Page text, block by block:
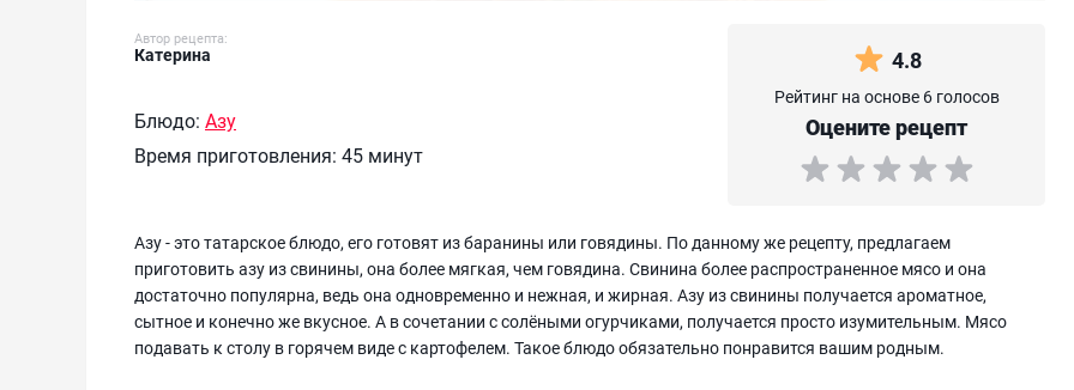
Автор рецепта:
Катерина
Блюдо: Азу
Время приготовления: 45 минут
4.8
Рейтинг на основе 6 голосов
Оцените рецепт
Азу - это татарское блюдо, его готовят из баранины или говядины. По данному же рецепту, предлагаем
приготовить азу из свинины, она более мягкая, чем говядина. Свинина более распространенное мясо и она
достаточно популярна, ведь она одновременно и нежная, и жирная. Азу из свинины получается ароматное,
сытное и конечно же вкусное. А в сочетании с солёными огурчиками, получается просто изумительным. Мясо
подавать к столу в горячем виде с картофелем. Такое блюдо обязательно понравится вашим родным.